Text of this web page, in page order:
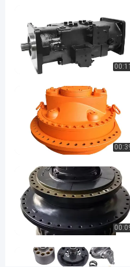
idraulico
01-17
#
Motore
idraulica
#
Motore
idraulico
ingranaggi
#
Motore di
azionamento
idraulico
00:11